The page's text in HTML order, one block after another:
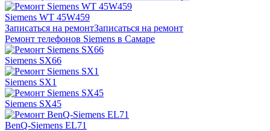
Siemens WT 45W459
Записаться на ремонтЗаписаться на ремонт
Ремонт телефонов Siemens в Самаре
Siemens SX66
Siemens SX1
Siemens SX45
BenQ-Siemens EL71